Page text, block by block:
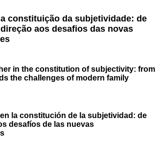
constituição da subjetividade: de
aos desafios das novas
in the constitution of subjectivity: from
the challenges of modern family
la constitución de la subjetividad: de
desafíos de las nuevas